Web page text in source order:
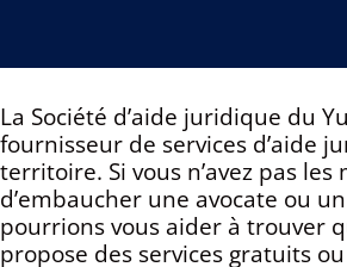
La Société d’aide juridique du
fournisseur de services d’aide
territoire. Si vous n’avez pas les
d’embaucher une avocate ou
pourrions vous aider à trouver
propose des services gratuits